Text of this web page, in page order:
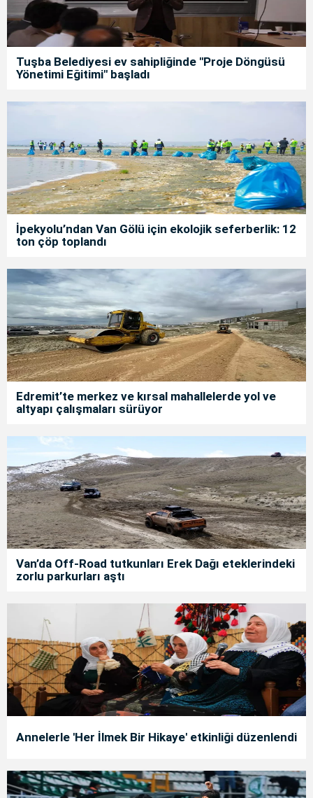
Tuşba Belediyesi ev sahipliğinde "Proje Döngüsü
Yönetimi Eğitimi" başladı
İpekyolu’ndan Van Gölü için ekolojik seferberlik: 12
ton çöp toplandı
Edremit’te merkez ve kırsal mahallelerde yol ve
altyapı çalışmaları sürüyor
Van’da Off-Road tutkunları Erek Dağı eteklerindeki
zorlu parkurları aştı
Annelerle 'Her İlmek Bir Hikaye' etkinliği düzenlendi